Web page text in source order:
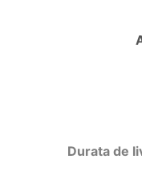
Durata de